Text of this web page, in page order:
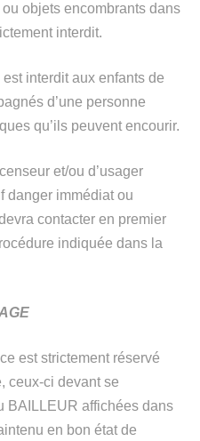
objets encombrants dans
interdit.
interdit aux enfants de
d’une personne
qu’ils peuvent encourir.
et/ou d’usager
danger immédiat ou
contacter en premier
indiquée dans la
est strictement réservé
ceux-ci devant se
BAILLEUR affichées dans
en bon état de